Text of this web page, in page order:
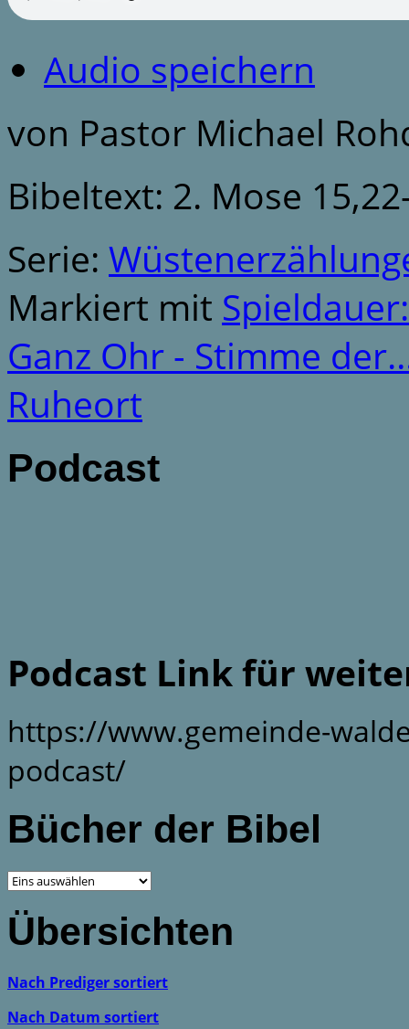
Audio speichern
von Pastor Michael
Bibeltext: 2. Mose
Serie:
Markiert mit
Ganz Ohr - Stimme
Ruheort
Podcast
Podcast Link für
https://www.gemeinde-
podcast/
Bücher der Bibel
Übersichten
Nach Prediger sortiert
Nach Datum sortiert